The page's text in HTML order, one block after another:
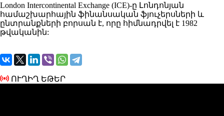
London Intercontinental Exchange (ICE)-ը Լոնդոնյան
համաշխարհային ֆինանսական ֆյուչերսների և
ընտրանքների բորսան է, որը հիմնադրվել է 1982
թվականին:
ՈՒՂԻՂ ԵԹԵՐ